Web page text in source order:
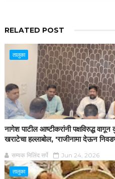
RELATED POST
तालुका
नागेश पाटील आष्टीकरांनी पक्षविरुद्ध
खराटेचा हल्लाबोल, 'राजीनामा देऊन
सम्यक मिलिंद सर्पे Jun 24, 2026
तालुका